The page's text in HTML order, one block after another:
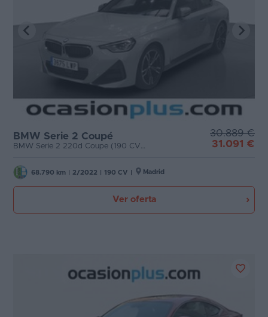
BMW Serie 2 Coupé
BMW Serie 2 220d Coupe (190 CV) Pack M
30.889 €
31.091 €
68.790 km 2/2022 190 CV Madrid
Ver oferta